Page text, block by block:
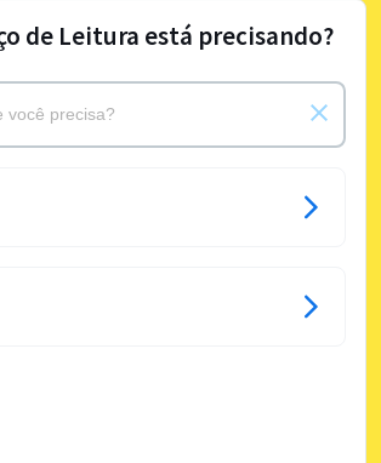
de Leitura está precisando?